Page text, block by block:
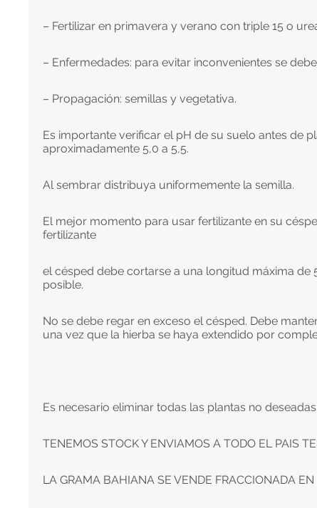
– Fertilizar en primavera y verano con triple 15 o
– Enfermedades: para evitar inconvenientes se
– Propagación: semillas y vegetativa.
Es importante verificar el pH de su suelo antes de
aproximadamente 5,0 a 5,5.
Al sembrar distribuya uniformemente la semilla.
El mejor momento para usar fertilizante en su
fertilizante
el césped debe cortarse a una longitud máxima
posible.
No se debe regar en exceso el césped. Debe
una vez que la hierba se haya extendido por
Es necesario eliminar todas las plantas no
TENEMOS STOCK Y ENVIAMOS A TODO EL PAIS
LA GRAMA BAHIANA SE VENDE FRACCIONADA